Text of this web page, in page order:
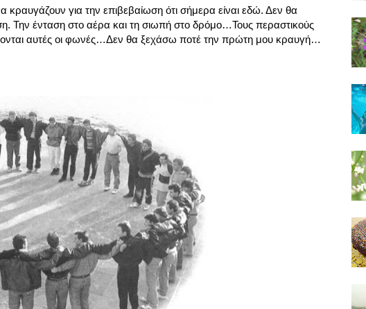
κραυγάζουν για την επιβεβαίωση ότι σήμερα είναι εδώ. Δεν θα
Την ένταση στο αέρα και τη σιωπή στο δρόμο…Τους περαστικούς
αυτές οι φωνές…Δεν θα ξεχάσω ποτέ την πρώτη μου κραυγή…